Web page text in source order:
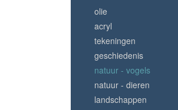
olie
acryl
tekeningen
geschiedenis
natuur - vogels
natuur - dieren
landschappen